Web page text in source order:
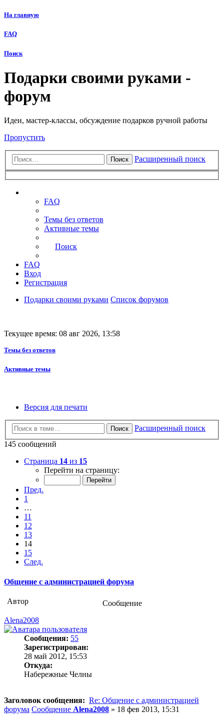
На главную
FAQ
Поиск
Подарки своими руками -
форум
Идеи, мастер-классы, обсуждение подарков ручной работы
Пропустить
Поиск Расширенный поиск
FAQ
Темы без ответов
Активные темы
Поиск
FAQ
Вход
Регистрация
Подарки своими руками Список форумов
Текущее время: 08 авг 2026, 13:58
Темы без ответов
Активные темы
Версия для печати
Поиск
Расширенный поиск
145 сообщений
Страница 14 из 15
Перейти на страницу:
Пред.
1
…
11
12
13
14
15
След.
Общение с администрацией форума
Автор
Сообщение
Alena2008
Сообщения: 55
Зарегистрирован:
28 май 2012, 15:53
Откуда:
Набережные Челны
Заголовок сообщения: Re: Общение с администрацией
форума Сообщение Alena2008 » 18 фев 2013, 15:31